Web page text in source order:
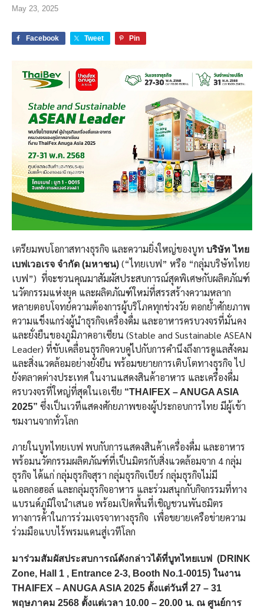
May 23, 2025
Facebook Tweet Pin
เตรียมพบโอกาสทางธุรกิจ และความยิ่งใหญ่ของบูท บริษัท ไทย
เบฟเวอเรจ จำกัด (มหาชน) (“ไทยเบฟ” หรือ “กลุ่มบริษัทไทย
เบฟ”) ที่จะชวนคุณมาสัมผัสประสบการณ์สุดพิเศษกับผลิตภัณฑ์
นวัตกรรมแห่งยุค และผลิตภัณฑ์ใหม่ที่สรรสร้างความหลาก
หลายตอบโจทย์ความต้องการผู้บริโภคทุกช่วงวัย ตอกย้ำศักยภาพ
ความแข็งแกร่งผู้นำธุรกิจเครื่องดื่ม และอาหารครบวงจรที่มั่นคง
และยั่งยืนของภูมิภาคอาเซียน (Stable and Sustainable ASEAN
Leader) ที่ขับเคลื่อนธุรกิจควบคู่ไปกับการคำนึงถึงการดูแลสังคม
และสิ่งแวดล้อมอย่างยั่งยืน พร้อมขยายการเติบโตทางธุรกิจ ไป
ยังตลาดต่างประเทศ ในงานแสดงสินค้าอาหาร และเครื่องดื่ม
ครบวงจรที่ใหญ่ที่สุดในเอเชีย “THAIFEX – ANUGA ASIA
2025” ซึ่งเป็นเวทีแสดงศักยภาพของผู้ประกอบการไทย มีผู้เข้า
ชมงานจากทั่วโลก
ภายในบูทไทยเบฟ พบกับการแสดงสินค้าเครื่องดื่ม และอาหาร
พร้อมนวัตกรรมผลิตภัณฑ์ที่เป็นมิตรกับสิ่งแวดล้อมจาก 4 กลุ่ม
ธุรกิจ ได้แก่ กลุ่มธุรกิจสุรา กลุ่มธุรกิจเบียร์ กลุ่มธุรกิจไม่มี
แอลกอฮอล์ และกลุ่มธุรกิจอาหาร และร่วมสนุกกับกิจกรรมที่ทาง
แบรนด์ภูมิใจนำเสนอ พร้อมเปิดพื้นที่เชิญชวนพันธมิตร
ทางการค้าในการร่วมเจรจาทางธุรกิจ เพื่อขยายเครือข่ายความ
ร่วมมือแบบไร้พรมแดนสู่เวทีโลก
มาร่วมสัมผัสประสบการณ์ดังกล่าวได้ที่บูทไทยเบฟ (DRINK
Zone, Hall 1 , Entrance 2-3, Booth No.1-0015) ในงาน
THAIFEX – ANUGA ASIA 2025 ตั้งแต่วันที่ 27 – 31
พฤษภาคม 2568 ตั้งแต่เวลา 10.00 – 20.00 น. ณ ศูนย์การ